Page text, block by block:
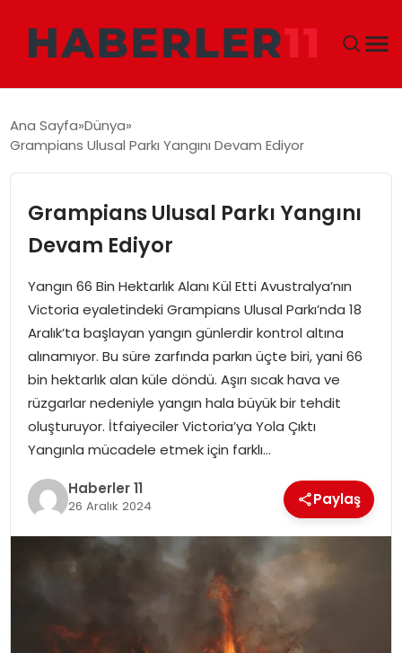
DÜNYA
EKONOMI
SIYASET
TEKNOLOJI
SPOR
YAŞAM
Ana Sayfa Dünya
Grampians Ulusal Parkı Yangını Devam Ediyor
Grampians Ulusal Parkı Yangını
Devam Ediyor
Yangın 66 Bin Hektarlık Alanı Kül Etti Avustralya’nın
Victoria eyaletindeki Grampians Ulusal Parkı’nda 18
Aralık’ta başlayan yangın günlerdir kontrol altına
alınamıyor. Bu süre zarfında parkın üçte biri, yani 66
bin hektarlık alan küle döndü. Aşırı sıcak hava ve
rüzgarlar nedeniyle yangın hala büyük bir tehdit
oluşturuyor. İtfaiyeciler Victoria’ya Yola Çıktı
Yangınla mücadele etmek için farklı…
Haberler 11
26 Aralık 2024 Paylaş